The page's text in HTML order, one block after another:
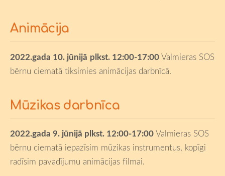
Animācija
2022.gada 10. jūnijā plkst. 12:00-17:00Valmieras SOS
bērnu ciematā tiksimies animācijas darbnīcā.
Mūzikas darbnīca
2022.gada 9. jūnijā plkst. 12:00-17:00Valmieras SOS
bērnu ciematā iepazīsim mūzikas instrumentus, kopīgi
radīsim pavadījumu animācijas filmai.